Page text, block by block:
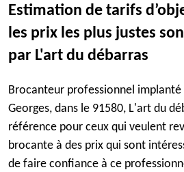
Estimation de tarifs
les prix les plus justes
par L'art du débarras
Brocanteur professionnel implanté
Georges, dans le 91580, L'art du
référence pour ceux qui veulent
brocante à des prix qui sont
de faire confiance à ce